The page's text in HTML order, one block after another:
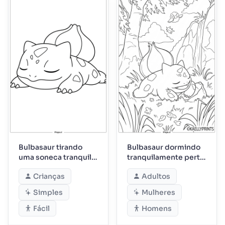
Bulbasaur tirando
uma soneca tranquila
à tarde
Crianças
Simples
Fácil
Bulbasaur dormindo
tranquilamente perto
da cachoeira
Adultos
Mulheres
Homens